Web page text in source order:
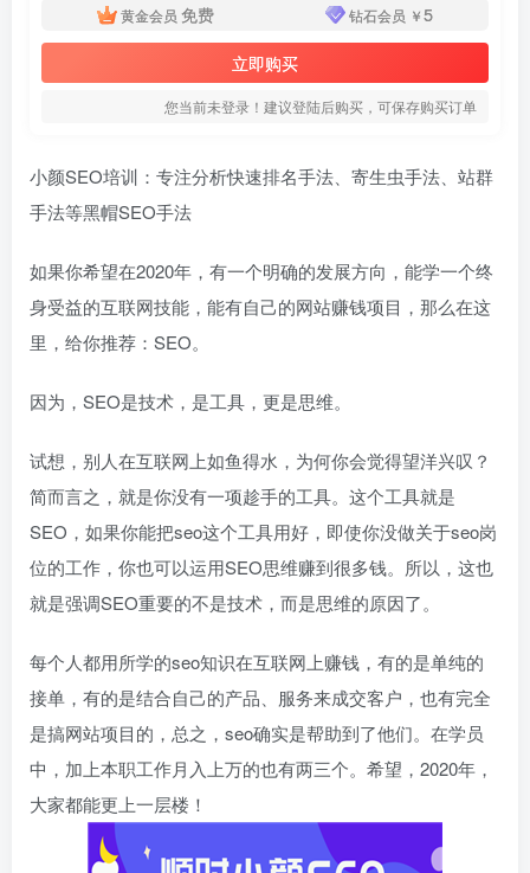
黄金会员 免费 钻石会员 ￥5
立即购买
您当前未登录！建议登陆后购买，可保存购买订单
小颜SEO培训：专注分析快速排名手法、寄生虫手法、站群
手法等黑帽SEO手法
如果你希望在2020年，有一个明确的发展方向，能学一个终
身受益的互联网技能，能有自己的网站赚钱项目，那么在这
里，给你推荐：SEO。
因为，SEO是技术，是工具，更是思维。
试想，别人在互联网上如鱼得水，为何你会觉得望洋兴叹？
简而言之，就是你没有一项趁手的工具。这个工具就是
SEO，如果你能把seo这个工具用好，即使你没做关于seo岗
位的工作，你也可以运用SEO思维赚到很多钱。所以，这也
就是强调SEO重要的不是技术，而是思维的原因了。
每个人都用所学的seo知识在互联网上赚钱，有的是单纯的
接单，有的是结合自己的产品、服务来成交客户，也有完全
是搞网站项目的，总之，seo确实是帮助到了他们。在学员
中，加上本职工作月入上万的也有两三个。希望，2020年，
大家都能更上一层楼！